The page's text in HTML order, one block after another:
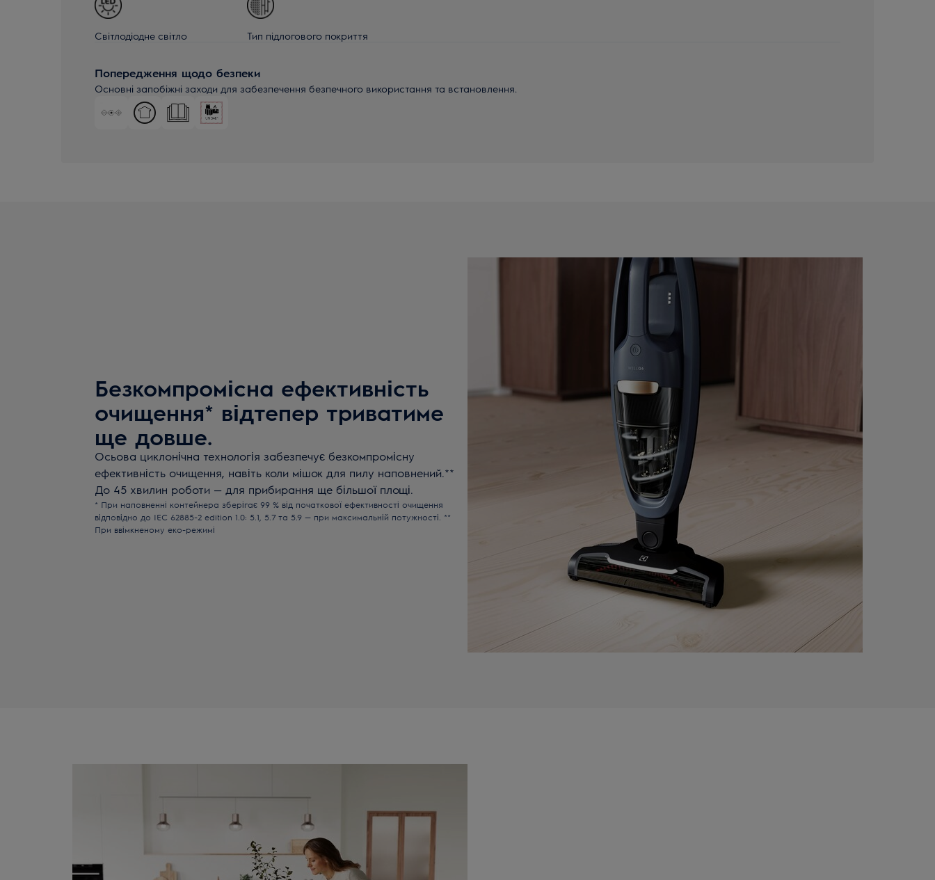
Світлодіодне світло Тип підлогового покриття
Попередження щодо безпеки
Основні запобіжні заходи для забезпечення безпечного використання та встановлення.
Безкомпромісна ефективність
очищення* відтепер триватиме
ще довше.
Осьова циклонічна технологія забезпечує безкомпромісну
ефективність очищення, навіть коли мішок для пилу наповнений.**
До 45 хвилин роботи — для прибирання ще більшої площі.
* При наповненні контейнера зберігає 99 % від початкової ефективності очищення
відповідно до IEC 62885-2 edition 1.0: 5.1, 5.7 та 5.9 — при максимальній потужності. **
При ввімкненому еко-режимі